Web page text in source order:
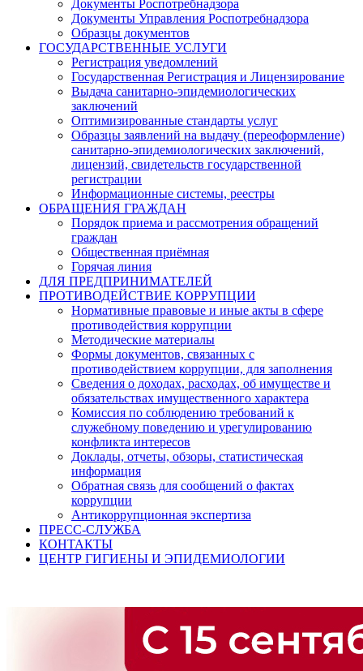
Документы Роспотребнадзора
Документы Управления Роспотребнадзора
Образцы документов
ГОСУДАРСТВЕННЫЕ УСЛУГИ
Регистрация уведомлений
Государственная Регистрация и Лицензирование
Выдача санитарно-эпидемиологических
заключений
Оптимизированные стандарты услуг
Образцы заявлений на выдачу (переоформление)
санитарно-эпидемиологических заключений,
лицензий, свидетельств государственной
регистрации
Информационные системы, реестры
ОБРАЩЕНИЯ ГРАЖДАН
Порядок приема и рассмотрения обращений
граждан
Общественная приёмная
Горячая линия
ДЛЯ ПРЕДПРИНИМАТЕЛЕЙ
ПРОТИВОДЕЙСТВИЕ КОРРУПЦИИ
Нормативные правовые и иные акты в сфере
противодействия коррупции
Методические материалы
Формы документов, связанных с
противодействием коррупции, для заполнения
Сведения о доходах, расходах, об имуществе и
обязательствах имущественного характера
Комиссия по соблюдению требований к
служебному поведению и урегулированию
конфликта интересов
Доклады, отчеты, обзоры, статистическая
информация
Обратная связь для сообщений о фактах
коррупции
Антикоррупционная экспертиза
ПРЕСС-СЛУЖБА
КОНТАКТЫ
ЦЕНТР ГИГИЕНЫ И ЭПИДЕМИОЛОГИИ